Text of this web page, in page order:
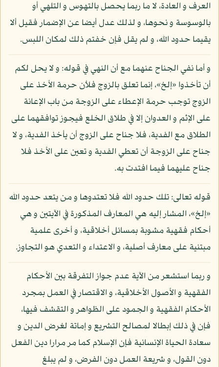
العرف و العادة، لا ما ربما يحصل بالتهوس و التلهي أو
بالوسوسة و نحوها، و لذلك عدل أيضا عن الإضمار فقيل ألا
يقيما حدود الله، و لم يقل فإن خفتم ذلك لمكان اللبس.
و أما نفي الجناح عنهما مع أن النهي في قوله: و لا يحل لكم
أن تأخذوا «إلخ»، إنما تعلق بالزوج فلأن حرمة الأخذ على
الزوج توجب حرمة الإعطاء على الزوجة من باب الإعانة
على الإثم و العدوان إلا في طلاق الخلع فيجوز توافقهما على
الطلاق مع الفدية، فلا جناح على الزوج أن يأخذ الفدية، و لا
جناح على الزوجة أن تعطي الفدية و تعين على الأخذ فلا
جناح عليهما فيما افتدت به.
قوله تعالى: تلك حدود الله فلا تعتدوها و من يتعد حدود الله
«إلخ»، المشار إليه هي المعارف المذكورة في الآيتين و هي
أحكام فقهية مشوبة بمسائل أخلاقية، و أخرى علمية
مبتنية على معارف أصلية، و الاعتداء و التعدي هو التجاوز.
و ربما استشعر من الآية عدم جواز التفرقة بين الأحكام
الفقهية و الأصول الأخلاقية، و الاقتصار في العمل بمجرد
الأحكام الفقهية و الجمود على الظواهر و التقشف فيها،
فإن في ذلك إبطالا لمصالح التشريع و إماتة لغرض الدين و
سعادة الحياة الإنسانية فإن الإسلام كما مر مرارا دين الفعل
دون القول، و شريعة العمل دون الفرض، و لم يبلغ